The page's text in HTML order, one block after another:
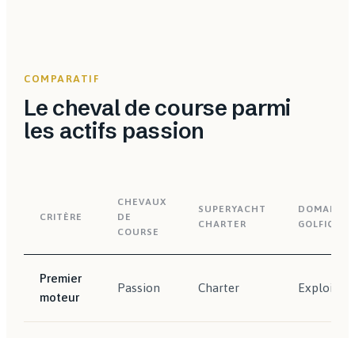
COMPARATIF
Le cheval de course parmi
les actifs passion
CRITÈRE
CHEVAUX
DE
COURSE
SUPERYACHT
CHARTER
DOMAINE
GOLFIQUE
Premier
moteur
Passion Charter